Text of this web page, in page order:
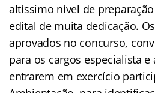
altíssimo nível de
edital de muita dedicação.
aprovados no concurso,
para os cargos especialista
entrarem em exercício